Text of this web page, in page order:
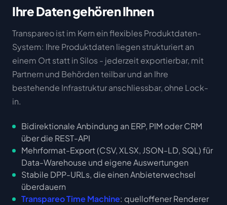
Ihre Daten gehören Ihnen
Transpareo ist im Kern ein flexibles Produktdaten-
System: Ihre Produktdaten liegen strukturiert an
einem Ort statt in Silos - jederzeit exportierbar, mit
Partnern und Behörden teilbar und an Ihre
bestehende Infrastruktur anschliessbar, ohne Lock-
in.
Bidirektionale Anbindung an ERP, PIM oder CRM
über die REST-API
Mehrformat-Export (CSV, XLSX, JSON-LD, SQL) für
Data-Warehouse und eigene Auswertungen
Stabile DPP-URLs, die einen Anbieterwechsel
überdauern
Transpareo Time Machine: quelloffener Renderer